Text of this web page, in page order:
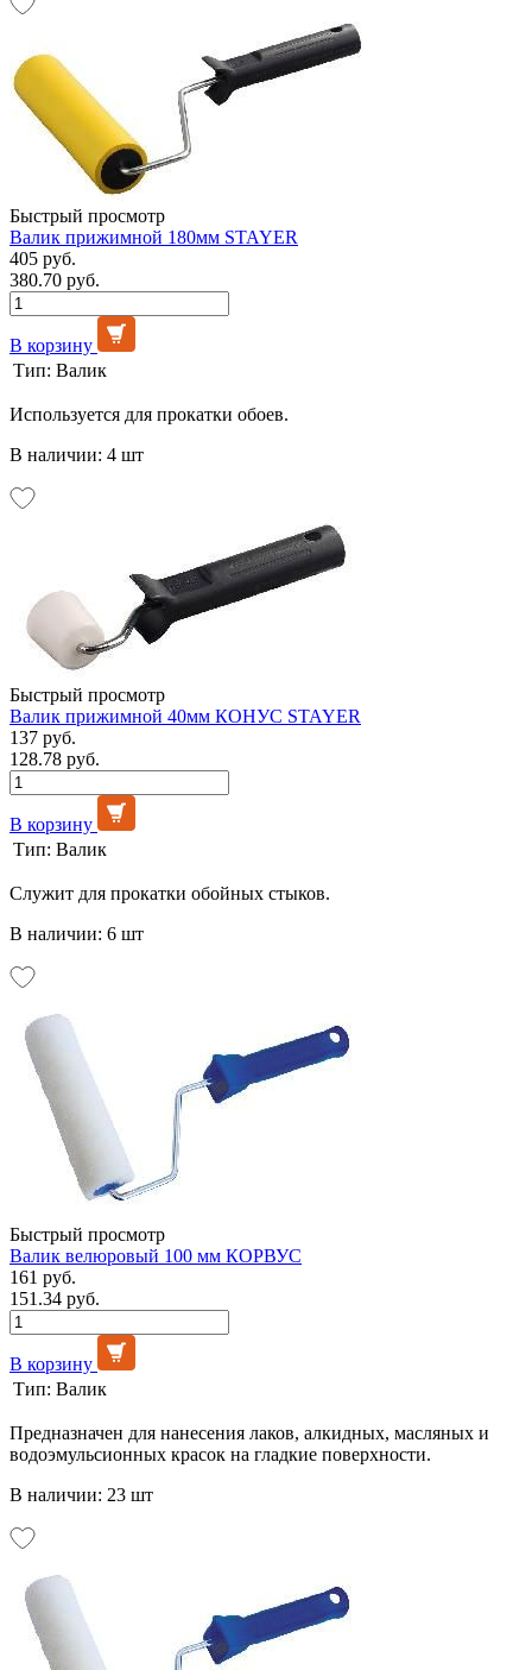
Быстрый просмотр
Валик прижимной 180мм STAYER
405 руб.
380.70 руб.
В корзину
Тип: Валик
Используется для прокатки обоев.
В наличии: 4 шт
Быстрый просмотр
Валик прижимной 40мм КОНУС STAYER
137 руб.
128.78 руб.
В корзину
Тип: Валик
Служит для прокатки обойных стыков.
В наличии: 6 шт
Быстрый просмотр
Валик велюровый 100 мм КОРВУС
161 руб.
151.34 руб.
В корзину
Тип: Валик
Предназначен для нанесения лаков, алкидных, масляных и
водоэмульсионных красок на гладкие поверхности.
В наличии: 23 шт